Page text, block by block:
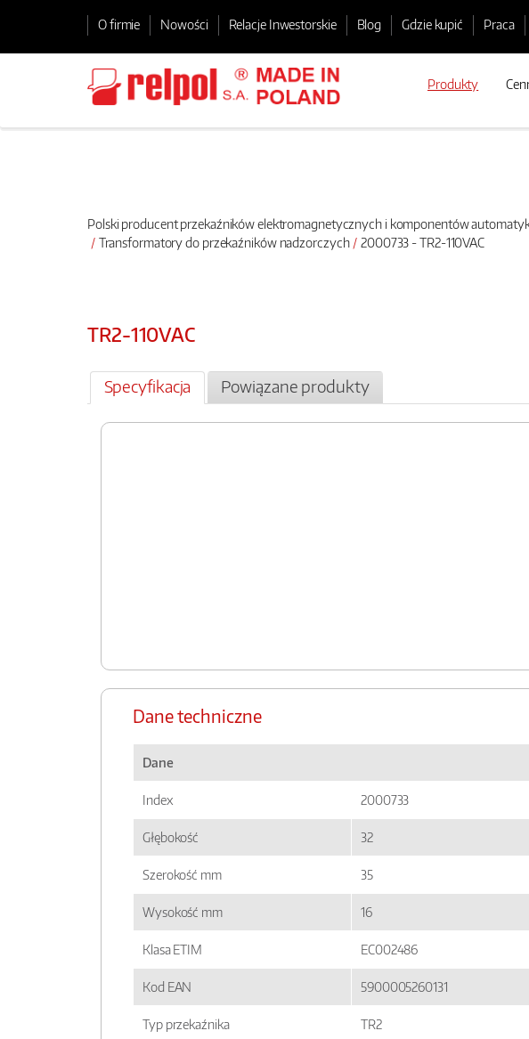
O firmie Nowości Relacje Inwestorskie Blog Gdzie kupić Praca
Produkty
Polski producent przekaźników elektromagnetycznych i komponentów
Transformatory do przekaźników nadzorczych
2000733 - TR2-110VAC
TR2-110VAC
Specyfikacja Powiązane produkty
Dane techniczne
Dane
Index 2000733
Głębokość 32
Szerokość mm 35
Wysokość mm 16
Klasa ETIM EC002486
Kod EAN 5900005260131
Typ przekaźnika TR2